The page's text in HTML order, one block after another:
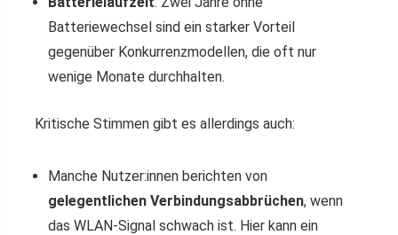
Batteriewechsel sind ein starker Vorteil
gegenüber Konkurrenzmodellen, die oft nur
wenige Monate durchhalten.
Kritische Stimmen gibt es allerdings auch:
Manche Nutzer:innen berichten von
gelegentlichen Verbindungsabbrüchen, wenn
das WLAN-Signal schwach ist. Hier kann ein